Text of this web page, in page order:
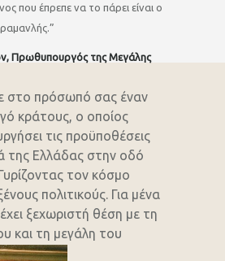
που έπρεπε να το πάρει είναι ο
Πρωθυπουργός της Μεγάλης
στο πρόσωπό σας έναν
κράτους, ο οποίος
τις προϋποθέσεις
της Ελλάδας στην οδό
τον κόσμο
πολιτικούς. Για μένα
ξεχωριστή θέση με τη
και τη μεγάλη του